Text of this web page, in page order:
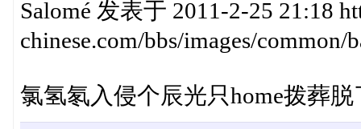
Salomé 发表于 2011-2-25 21:18
chinese.com/bbs/images/common/
氯氢氡入侵个辰光只home拨葬